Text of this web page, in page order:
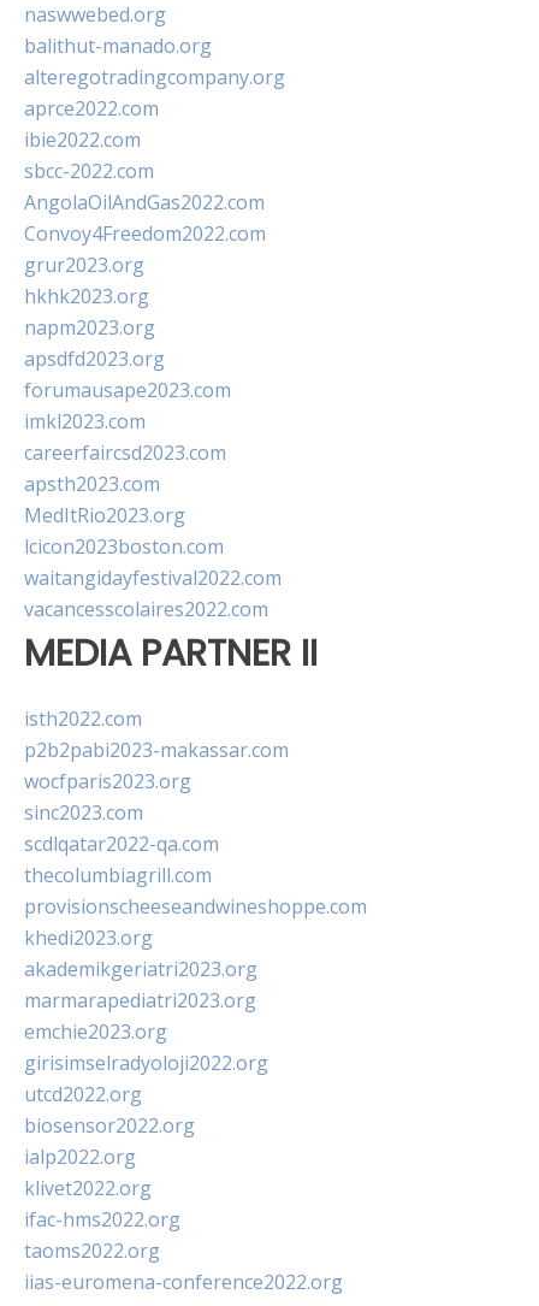
naswwebed.org
balithut-manado.org
alteregotradingcompany.org
aprce2022.com
ibie2022.com
sbcc-2022.com
AngolaOilAndGas2022.com
Convoy4Freedom2022.com
grur2023.org
hkhk2023.org
napm2023.org
apsdfd2023.org
forumausape2023.com
imkl2023.com
careerfaircsd2023.com
apsth2023.com
MedItRio2023.org
lcicon2023boston.com
waitangidayfestival2022.com
vacancesscolaires2022.com
MEDIA PARTNER II
isth2022.com
p2b2pabi2023-makassar.com
wocfparis2023.org
sinc2023.com
scdlqatar2022-qa.com
thecolumbiagrill.com
provisionscheeseandwineshoppe.com
khedi2023.org
akademikgeriatri2023.org
marmarapediatri2023.org
emchie2023.org
girisimselradyoloji2022.org
utcd2022.org
biosensor2022.org
ialp2022.org
klivet2022.org
ifac-hms2022.org
taoms2022.org
iias-euromena-conference2022.org